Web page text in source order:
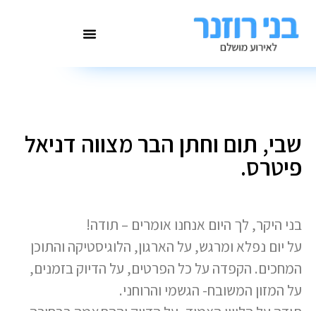
שבי, תום וחתן הבר מצווה דניאל
פיטרס.
בני היקר, לך היום אנחנו אומרים – תודה!
על יום נפלא ומרגש, על הארגון, הלוגיסטיקה והתוכן
המחכים. הקפדה על כל הפרטים, על הדיוק בזמנים,
על המזון המשובח- הגשמי והרוחני.